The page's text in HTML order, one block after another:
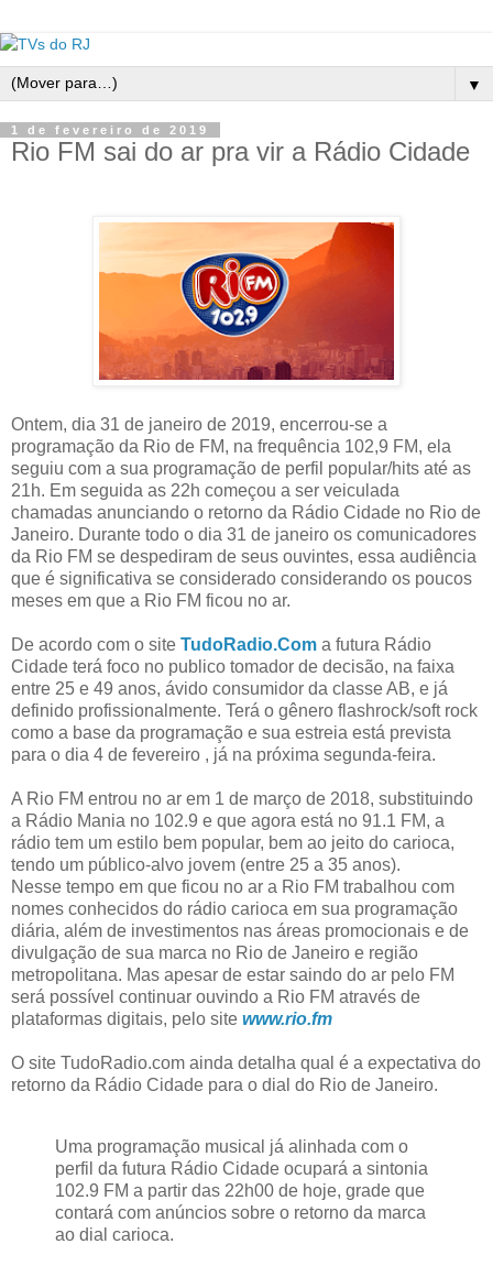
▼
1 de fevereiro de 2019
Rio FM sai do ar pra vir a Rádio Cidade
Ontem, dia 31 de janeiro de 2019, encerrou-se a
programação da Rio de FM, na frequência 102,9 FM, ela
seguiu com a sua programação de perfil popular/hits até as
21h. Em seguida as 22h começou a ser veiculada
chamadas anunciando o retorno da Rádio Cidade no Rio de
Janeiro. Durante todo o dia 31 de janeiro os comunicadores
da Rio FM se despediram de seus ouvintes, essa audiência
que é significativa se considerado considerando os poucos
meses em que a Rio FM ficou no ar.
De acordo com o site TudoRadio.Com a futura Rádio
Cidade terá foco no publico tomador de decisão, na faixa
entre 25 e 49 anos, ávido consumidor da classe AB, e já
definido profissionalmente. Terá o gênero flashrock/soft rock
como a base da programação e sua estreia está prevista
para o dia 4 de fevereiro , já na próxima segunda-feira.
A Rio FM entrou no ar em 1 de março de 2018, substituindo
a Rádio Mania no 102.9 e que agora está no 91.1 FM, a
rádio tem um estilo bem popular, bem ao jeito do carioca,
tendo um público-alvo jovem (entre 25 a 35 anos).
Nesse tempo em que ficou no ar a Rio FM trabalhou com
nomes conhecidos do rádio carioca em sua programação
diária, além de investimentos nas áreas promocionais e de
divulgação de sua marca no Rio de Janeiro e região
metropolitana. Mas apesar de estar saindo do ar pelo FM
será possível continuar ouvindo a Rio FM através de
plataformas digitais, pelo site www.rio.fm
O site TudoRadio.com ainda detalha qual é a expectativa do
retorno da Rádio Cidade para o dial do Rio de Janeiro.
Uma programação musical já alinhada com o
perfil da futura Rádio Cidade ocupará a sintonia
102.9 FM a partir das 22h00 de hoje, grade que
contará com anúncios sobre o retorno da marca
ao dial carioca.